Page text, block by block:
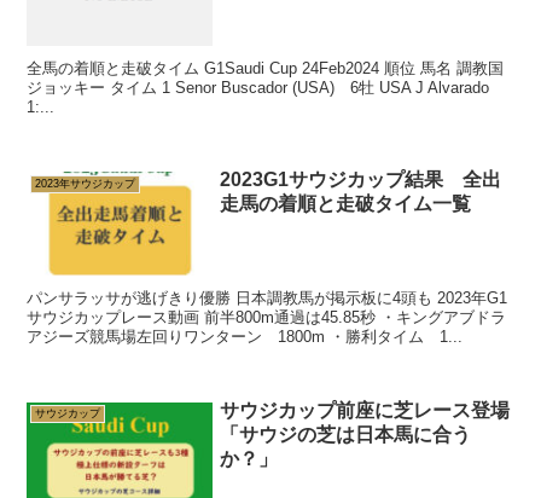
全馬の着順と走破タイム G1Saudi Cup 24Feb2024 順位 馬名 調教国
ジョッキー タイム 1 Senor Buscador (USA) 6牡 USA J Alvarado
1:...
2023年サウジカップ
2023G1サウジカップ結果 全出
走馬の着順と走破タイム一覧
パンサラッサが逃げきり優勝 日本調教馬が掲示板に4頭も 2023年G1
サウジカップレース動画 前半800m通過は45.85秒 ・キングアブドラ
アジーズ競馬場左回りワンターン 1800m ・勝利タイム 1...
サウジカップ
サウジカップ前座に芝レース登場
「サウジの芝は日本馬に合う
か？」